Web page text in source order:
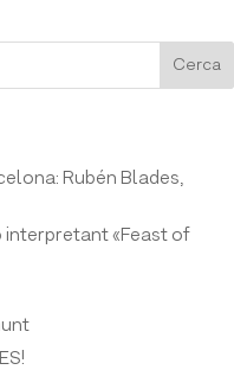
Cerca
Rubén Blades,
interpretant «Feast of